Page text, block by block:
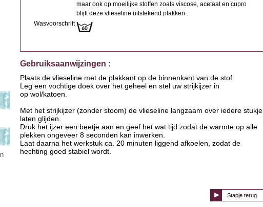
maar ook op moeilijke stoffen zoals viscose, acetaat en cupro
blijft deze vlieseline uitstekend plakken .
Wasvoorschrift
Gebruiksaanwijzingen :
Plaats de vlieseline met de plakkant op de binnenkant van de stof.
Leg een vochtige doek over het geheel en stel uw strijkijzer in
op wol/katoen.
Met het strijkijzer (zonder stoom) de vlieseline langzaam over iedere stukje
laten glijden.
Druk het ijzer een beetje aan en geef het wat tijd zodat de warmte op alle
plekken ongeveer 8 seconden kan inwerken.
Laat daarna het werkstuk ca. 20 minuten liggend afkoelen, zodat de
hechting goed stabiel wordt.
Stapje terug